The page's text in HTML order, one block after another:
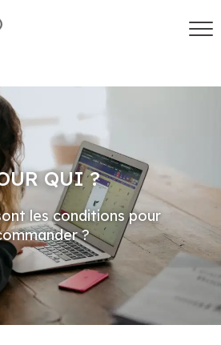
QUI ?
les conditions pour
?